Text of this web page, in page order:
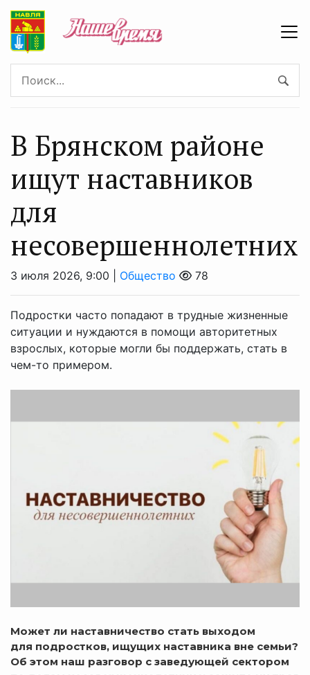
В Брянском районе
ищут наставников
для
несовершеннолетних
3 июля 2026, 9:00 | Общество 78
Подростки часто попадают в трудные жизненные
ситуации и нуждаются в помощи авторитетных
взрослых, которые могли бы поддержать, стать в
чем-то примером.
Может ли наставничество стать выходом
для подростков, ищущих наставника вне семьи?
Об этом наш разговор с заведующей сектором